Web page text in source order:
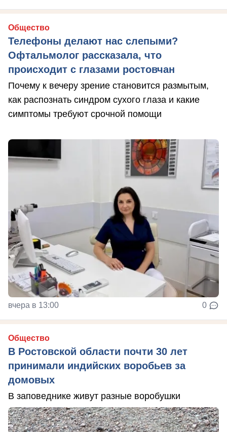
Общество
Телефоны делают нас слепыми?
Офтальмолог рассказала, что
происходит с глазами ростовчан
Почему к вечеру зрение становится размытым,
как распознать синдром сухого глаза и какие
симптомы требуют срочной помощи
вчера в 13:00 0
Общество
В Ростовской области почти 30 лет
принимали индийских воробьев за
домовых
В заповеднике живут разные воробушки